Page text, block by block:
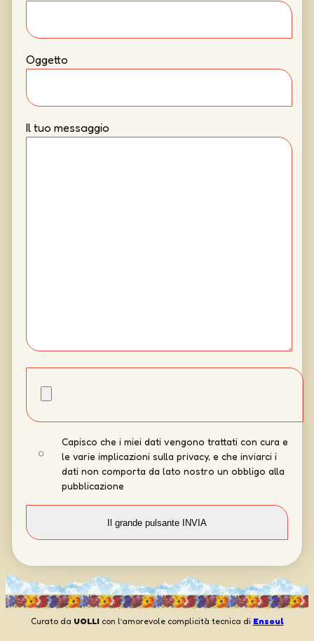
Oggetto
Il tuo messaggio
Capisco che i miei dati vengono trattati con cura e
le varie implicazioni sulla privacy, e che inviarci i
dati non comporta da lato nostro un obbligo alla
pubblicazione
Curato da UOLLIcon l’amorevole complicità tecnica di Ensoul